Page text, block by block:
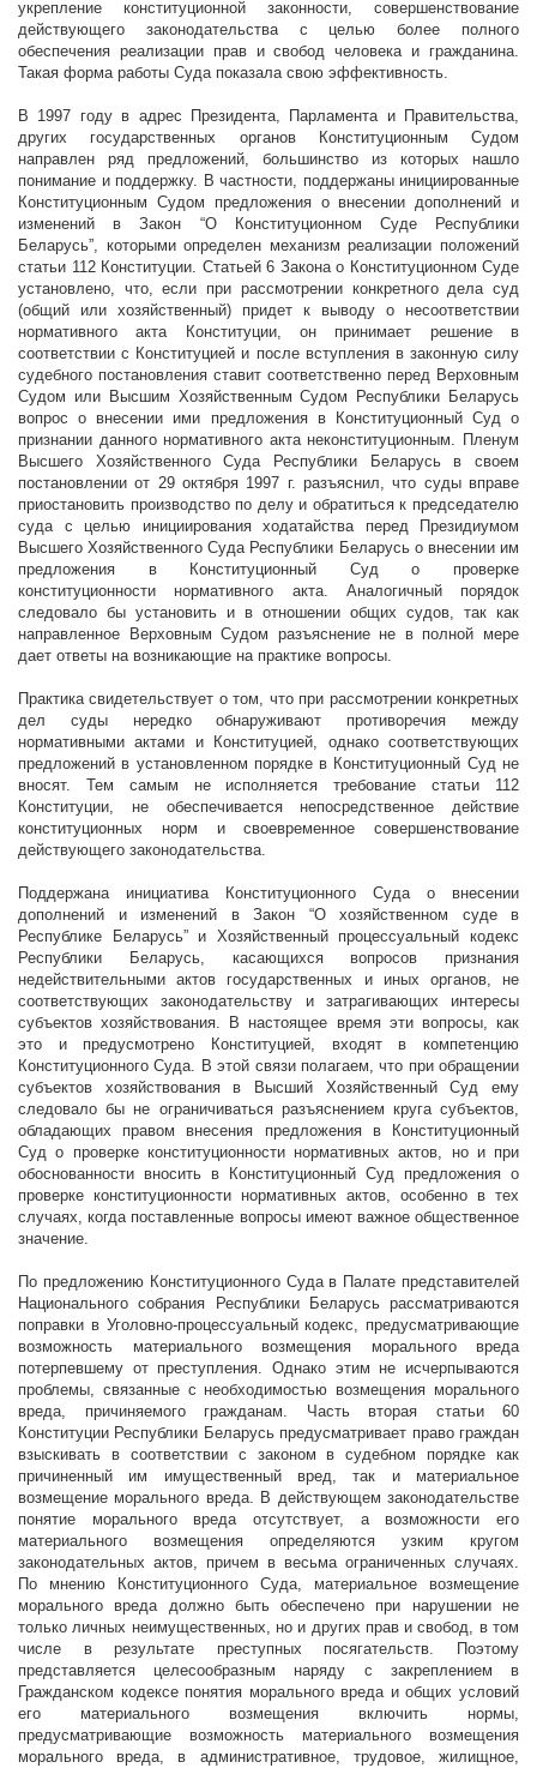
укрепление конституционной законности, совершенствование
действующего законодательства с целью более полного
обеспечения реализации прав и свобод человека и гражданина.
Такая форма работы Суда показала свою эффективность.
В 1997 году в адрес Президента, Парламента и Правительства,
других государственных органов Конституционным Судом
направлен ряд предложений, большинство из которых нашло
понимание и поддержку. В частности, поддержаны инициированные
Конституционным Судом предложения о внесении дополнений и
изменений в Закон “О Конституционном Суде Республики
Беларусь”, которыми определен механизм реализации положений
статьи 112 Конституции. Статьей 6 Закона о Конституционном Суде
установлено, что, если при рассмотрении конкретного дела суд
(общий или хозяйственный) придет к выводу о несоответствии
нормативного акта Конституции, он принимает решение в
соответствии с Конституцией и после вступления в законную силу
судебного постановления ставит соответственно перед Верховным
Судом или Высшим Хозяйственным Судом Республики Беларусь
вопрос о внесении ими предложения в Конституционный Суд о
признании данного нормативного акта неконституционным. Пленум
Высшего Хозяйственного Суда Республики Беларусь в своем
постановлении от 29 октября 1997 г. разъяснил, что суды вправе
приостановить производство по делу и обратиться к председателю
суда с целью инициирования ходатайства перед Президиумом
Высшего Хозяйственного Суда Республики Беларусь о внесении им
предложения в Конституционный Суд о проверке
конституционности нормативного акта. Аналогичный порядок
следовало бы установить и в отношении общих судов, так как
направленное Верховным Судом разъяснение не в полной мере
дает ответы на возникающие на практике вопросы.
Практика свидетельствует о том, что при рассмотрении конкретных
дел суды нередко обнаруживают противоречия между
нормативными актами и Конституцией, однако соответствующих
предложений в установленном порядке в Конституционный Суд не
вносят. Тем самым не исполняется требование статьи 112
Конституции, не обеспечивается непосредственное действие
конституционных норм и своевременное совершенствование
действующего законодательства.
Поддержана инициатива Конституционного Суда о внесении
дополнений и изменений в Закон “О хозяйственном суде в
Республике Беларусь” и Хозяйственный процессуальный кодекс
Республики Беларусь, касающихся вопросов признания
недействительными актов государственных и иных органов, не
соответствующих законодательству и затрагивающих интересы
субъектов хозяйствования. В настоящее время эти вопросы, как
это и предусмотрено Конституцией, входят в компетенцию
Конституционного Суда. В этой связи полагаем, что при обращении
субъектов хозяйствования в Высший Хозяйственный Суд ему
следовало бы не ограничиваться разъяснением круга субъектов,
обладающих правом внесения предложения в Конституционный
Суд о проверке конституционности нормативных актов, но и при
обоснованности вносить в Конституционный Суд предложения о
проверке конституционности нормативных актов, особенно в тех
случаях, когда поставленные вопросы имеют важное общественное
значение.
По предложению Конституционного Суда в Палате представителей
Национального собрания Республики Беларусь рассматриваются
поправки в Уголовно-процессуальный кодекс, предусматривающие
возможность материального возмещения морального вреда
потерпевшему от преступления. Однако этим не исчерпываются
проблемы, связанные с необходимостью возмещения морального
вреда, причиняемого гражданам. Часть вторая статьи 60
Конституции Республики Беларусь предусматривает право граждан
взыскивать в соответствии с законом в судебном порядке как
причиненный им имущественный вред, так и материальное
возмещение морального вреда. В действующем законодательстве
понятие морального вреда отсутствует, а возможности его
материального возмещения определяются узким кругом
законодательных актов, причем в весьма ограниченных случаях.
По мнению Конституционного Суда, материальное возмещение
морального вреда должно быть обеспечено при нарушении не
только личных неимущественных, но и других прав и свобод, в том
числе в результате преступных посягательств. Поэтому
представляется целесообразным наряду с закреплением в
Гражданском кодексе понятия морального вреда и общих условий
его материального возмещения включить нормы,
предусматривающие возможность материального возмещения
морального вреда, в административное, трудовое, жилищное,